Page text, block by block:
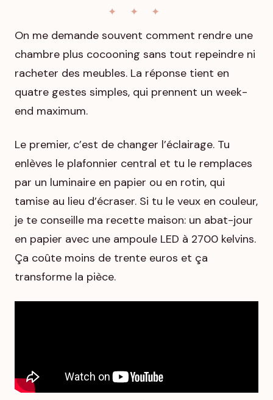
On me demande souvent comment rendre une
chambre plus cocooning sans tout repeindre ni
racheter des meubles. La réponse tient en
quatre gestes simples, qui prennent un week-
end maximum.
Le premier, c’est de changer l’éclairage. Tu
enlèves le plafonnier central et tu le remplaces
par un luminaire en papier ou en rotin, qui
tamise au lieu d’écraser. Si tu le veux en couleur,
je te conseille ma recette maison: un abat-jour
en papier avec une ampoule LED à 2700 kelvins.
Ça coûte moins de trente euros et ça
transforme la pièce.